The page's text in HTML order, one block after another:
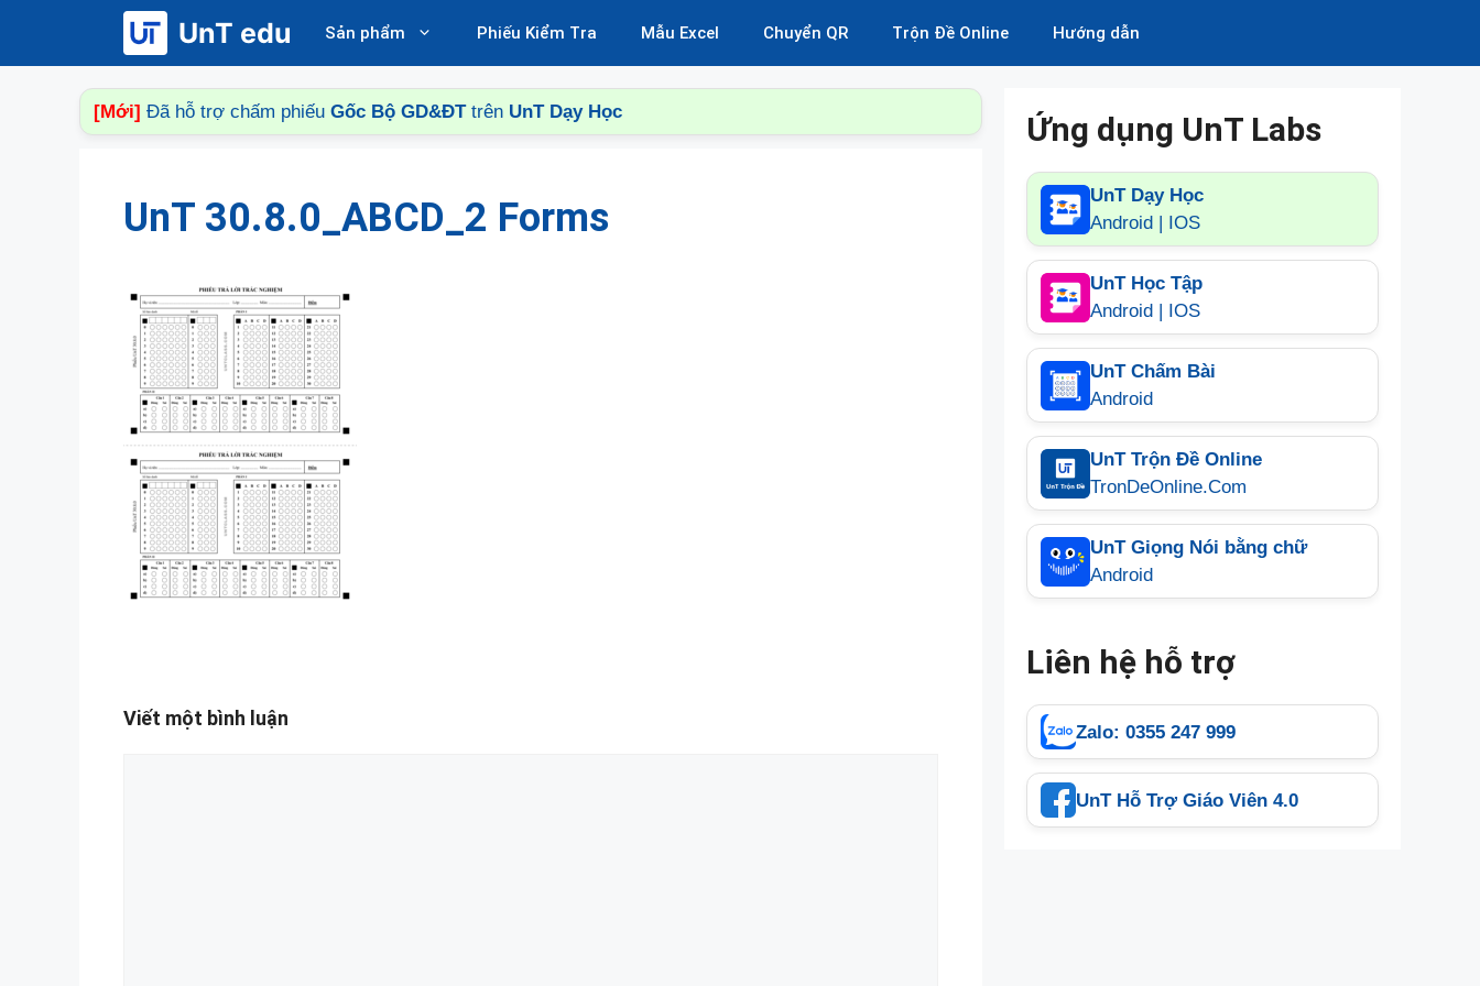
nội
UnT edu Sản phẩm Phiếu Kiểm Tra Mẫu Excel Chuyển QR Trộn Đề Online Hướng dẫn
[Mới] Đã hỗ trợ chấm phiếu Gốc Bộ GD&ĐTtrên UnT Dạy Học
UnT 30.8.0_ABCD_2 Forms
Viết một bình luận
Ứng dụng UnT Labs
UnT Dạy Học
Android | IOS
UnT Học Tập
Android | IOS
UnT Chấm Bài
Android
UnT Trộn Đề Online
TronDeOnline.Com
UnT Giọng Nói bằng chữ
Android
Liên hệ hỗ trợ
Zalo: 0355 247 999
UnT Hỗ Trợ Giáo Viên 4.0